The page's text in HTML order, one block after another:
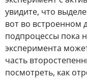
увидите, что
вот во встроенном
подпроцессы пока
эксперимента
часть
посмотреть, как